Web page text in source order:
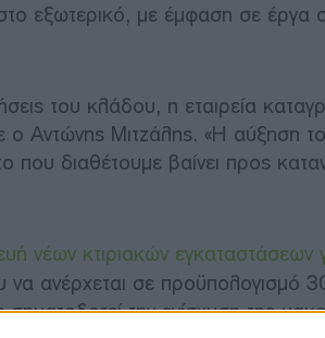
εξωτερικό, με έμφαση σε έργα
του κλάδου, η εταιρεία
Αντώνης Μιτζάλης. «Η αύξηση
που διαθέτουμε βαίνει προς
νέων κτιριακών
ανέρχεται σε προϋπολογισμό
την ενίσχυση της